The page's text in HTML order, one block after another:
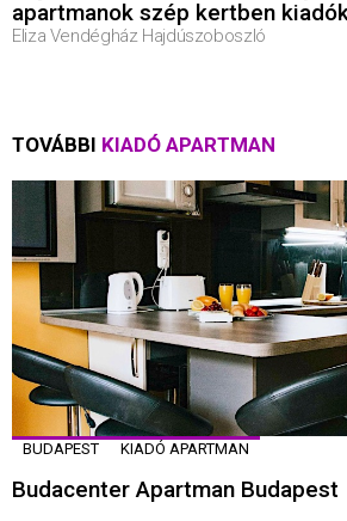
apartmanok szép kertben
Eliza Vendégház Hajdúszoboszló
TOVÁBBI KIADÓ APARTMAN
BUDAPEST KIADÓ APARTMAN
Budacenter Apartman Budapest